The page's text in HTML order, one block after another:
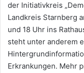
Mail
der Initiativkreis
Landkreis Starnberg
und 18 Uhr ins
steht unter anderem
Erkrankungen. Mehr